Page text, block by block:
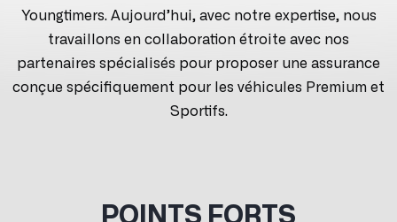
Youngtimers. Aujourd’hui, avec notre expertise, nous
travaillons en collaboration étroite avec nos
partenaires spécialisés pour proposer une assurance
conçue spécifiquement pour les véhicules Premium et
Sportifs.
POINTS FORTS